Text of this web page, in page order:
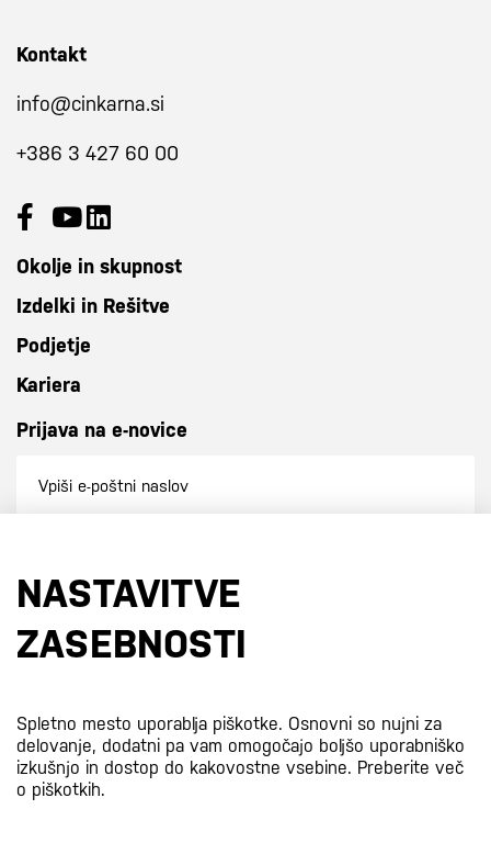
Kontakt
info@cinkarna.si
+386 3 427 60 00
Okolje in skupnost
Izdelki in Rešitve
Podjetje
Kariera
Prijava na e-novice
S prijavo na e-novice se strinjate z
NASTAVITVE
ZASEBNOSTI
Spletno mesto uporablja piškotke. Osnovni so nujni za
delovanje, dodatni pa vam omogočajo boljšo uporabniško
izkušnjo in dostop do kakovostne vsebine. Preberite več
o piškotkih.